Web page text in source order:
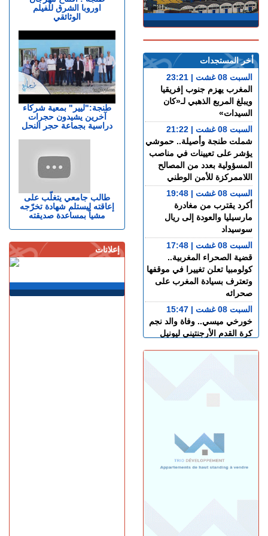
اوروبا الشرق للفيلم
الوثائقي
طنجة:"ليير" بمعية شركاء
آخرين يشيدون حجرات
دراسية بجماعة حجر النحل
طالب جامعي يتغلّب على
إعاقته ليستلم شهادة تخرّجه
مشياً بمساعدة صديقته
إعلانات
أخر المستجدات
السبت 08 غشت | 23:21
المغرب يهزم جنوب إفريقيا
ويبلغ المربع الذهبي لـ«كان
السيدات»
السبت 08 غشت | 21:22
شملت طنجة وأصيلة.. حموشي
يؤشر على تعيينات في مناصب
المسؤولية بعدد من المصالح
اللاممركزة للأمن الوطني
السبت 08 غشت | 19:48
أكرد يقترب من مغادرة
مارسيليا والعودة إلى ريال
سوسيداد
السبت 08 غشت | 17:48
قضية الصحراء المغربية..
كولومبيا تعلن تغييرا في موقفها
وتعترف بسيادة المغرب على
صحرائه
السبت 08 غشت | 15:47
خورخي ميسي.. وفاة والد نجم
كرة القدم الأرجنتيني ليونيل
واتهامات زائفة تورط مرشحة
للهجرة السرية
أحرارين ينهي حياة سائق سيارة
أجرة ويصيب آخرين بجروح
السبت 08 غشت | 11:34
سوء تدبير.. وزارة النقل تتسبب